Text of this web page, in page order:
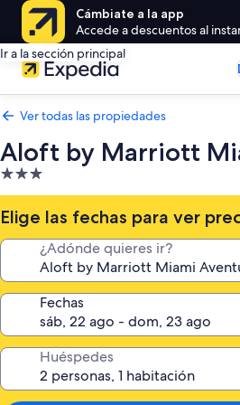
Cámbiate a la app
Accede a descuentos al
Ir a la sección principal
Ver todas las propiedades
Aloft by Marriott
Propiedad
de
3.0
estrellas
Elige las fechas para ver
¿Adónde quieres ir?
Fechas
Huéspedes